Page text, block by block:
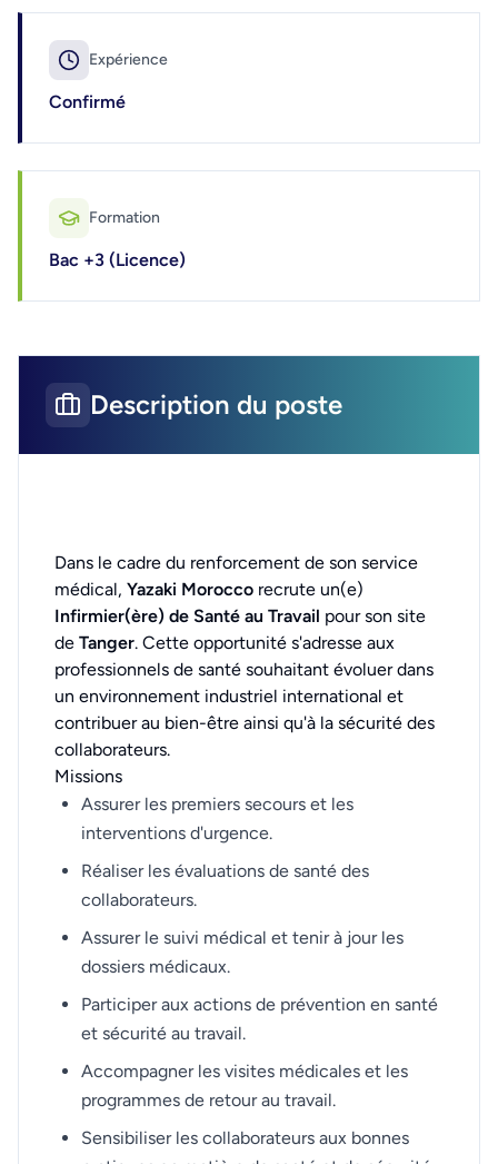
Expérience
Confirmé
Formation
Bac +3 (Licence)
Description du poste
Dans le cadre du renforcement de son service
médical, Yazaki Morocco recrute un(e)
Infirmier(ère) de Santé au Travail pour son site
de Tanger. Cette opportunité s'adresse aux
professionnels de santé souhaitant évoluer dans
un environnement industriel international et
contribuer au bien-être ainsi qu'à la sécurité des
collaborateurs.
Missions
Assurer les premiers secours et les
interventions d'urgence.
Réaliser les évaluations de santé des
collaborateurs.
Assurer le suivi médical et tenir à jour les
dossiers médicaux.
Participer aux actions de prévention en santé
et sécurité au travail.
Accompagner les visites médicales et les
programmes de retour au travail.
Sensibiliser les collaborateurs aux bonnes